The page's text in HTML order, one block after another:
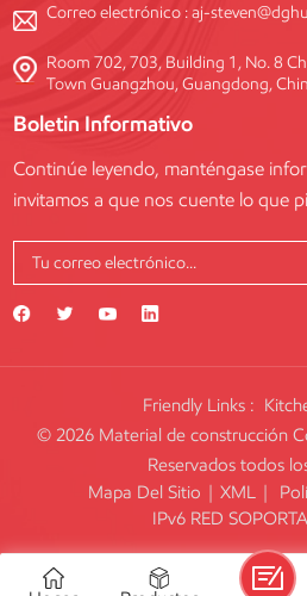
Correo electrónico :aj-
Room 702, 703, Building 1, No. 8
Town Guangzhou, Guangdong,
Boletin Informativo
Continúe leyendo, manténgase
invitamos a que nos cuente lo que
Friendly Links :
© 2026 Material de construcción
Reservados todos
Mapa Del Sitio | XML |
IPv6 RED